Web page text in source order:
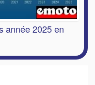
année 2025 en